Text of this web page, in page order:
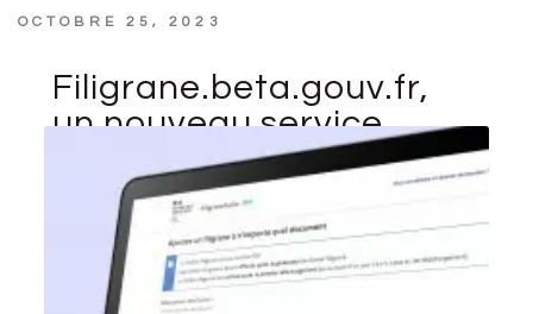
OCTOBRE 25, 2023
Filigrane.beta.gouv.fr,
un nouveau service
pour sécuriser ses
documents